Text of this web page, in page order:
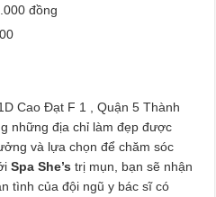
đồng
Cao Đạt F 1 , Quận 5 Thành
những địa chỉ làm đẹp được
và lựa chọn để chăm sóc
Spa She’s trị mụn, bạn sẽ nhận
tình của đội ngũ y bác sĩ có